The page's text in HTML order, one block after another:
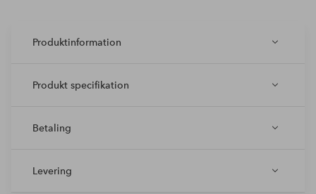
Produktinformation
Produkt specifikation
Betaling
Levering